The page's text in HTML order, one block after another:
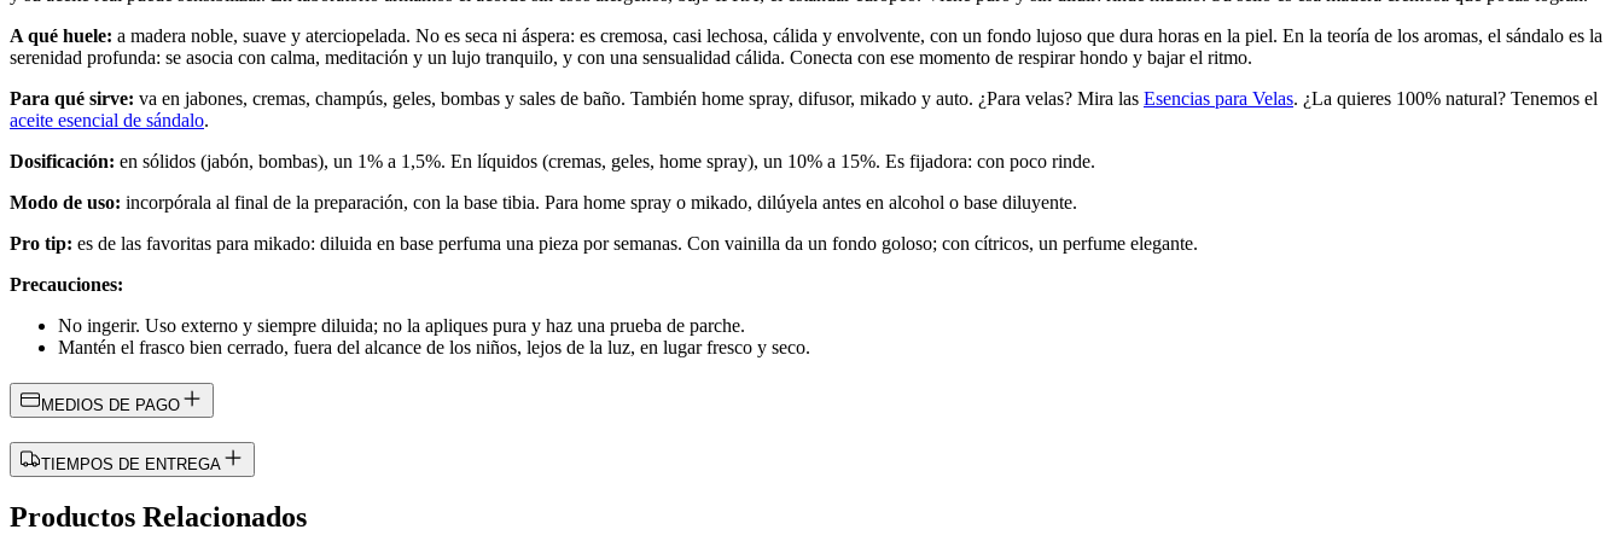
A qué huele: a madera noble, suave y aterciopelada. No es seca ni áspera: es cremosa, casi lechosa, cálida y envolvente, con un fondo lujoso que dura horas en la piel. En la teoría de los aromas, el sándalo es la
serenidad profunda: se asocia con calma, meditación y un lujo tranquilo, y con una sensualidad cálida. Conecta con ese momento de respirar hondo y bajar el ritmo.
Para qué sirve: va en jabones, cremas, champús, geles, bombas y sales de baño. También home spray, difusor, mikado y auto. ¿Para velas? Mira las Esencias para Velas. ¿La quieres 100% natural? Tenemos el
aceite esencial de sándalo.
Dosificación: en sólidos (jabón, bombas), un 1% a 1,5%. En líquidos (cremas, geles, home spray), un 10% a 15%. Es fijadora: con poco rinde.
Modo de uso: incorpórala al final de la preparación, con la base tibia. Para home spray o mikado, dilúyela antes en alcohol o base diluyente.
Pro tip: es de las favoritas para mikado: diluida en base perfuma una pieza por semanas. Con vainilla da un fondo goloso; con cítricos, un perfume elegante.
Precauciones:
No ingerir. Uso externo y siempre diluida; no la apliques pura y haz una prueba de parche.
Mantén el frasco bien cerrado, fuera del alcance de los niños, lejos de la luz, en lugar fresco y seco.
MEDIOS DE PAGO
TIEMPOS DE ENTREGA
Productos Relacionados